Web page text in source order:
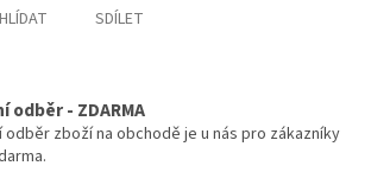
HLÍDAT SDÍLET
odběr - ZDARMA
odběr zboží na obchodě je u nás pro zákazníky